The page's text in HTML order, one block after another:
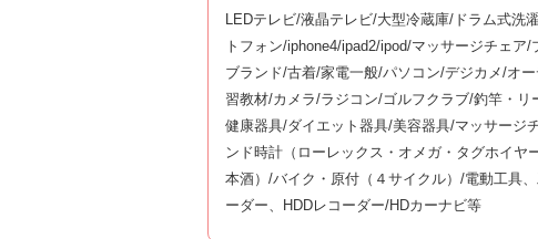
LEDテレビ/液晶テレビ/大型冷蔵庫/ドラム式洗
トフォン/iphone4/ipad2/ipod/マッサージチェ
ブランド/古着/家電一般/パソコン/デジカメ/オ
習教材/カメラ/ラジコン/ゴルフクラブ/釣竿・
健康器具/ダイエット器具/美容器具/マッサージ
ンド時計（ローレックス・オメガ・タグホイヤ
本酒）/バイク・原付（４サイクル）/電動工具
ーダー、HDDレコーダー/HDカーナビ等